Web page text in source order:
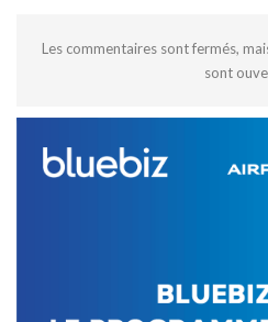
Les commentaires sont fermés,
sont